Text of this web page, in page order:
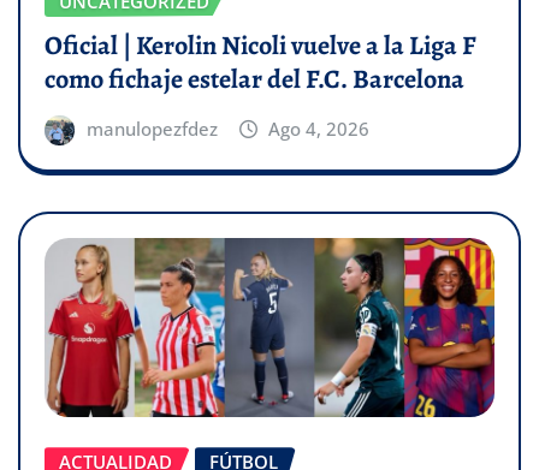
Oficial | Kerolin Nicoli vuelve a la Liga F
como fichaje estelar del F.C. Barcelona
manulopezfdez Ago 4, 2026
ACTUALIDAD
FÚTBOL